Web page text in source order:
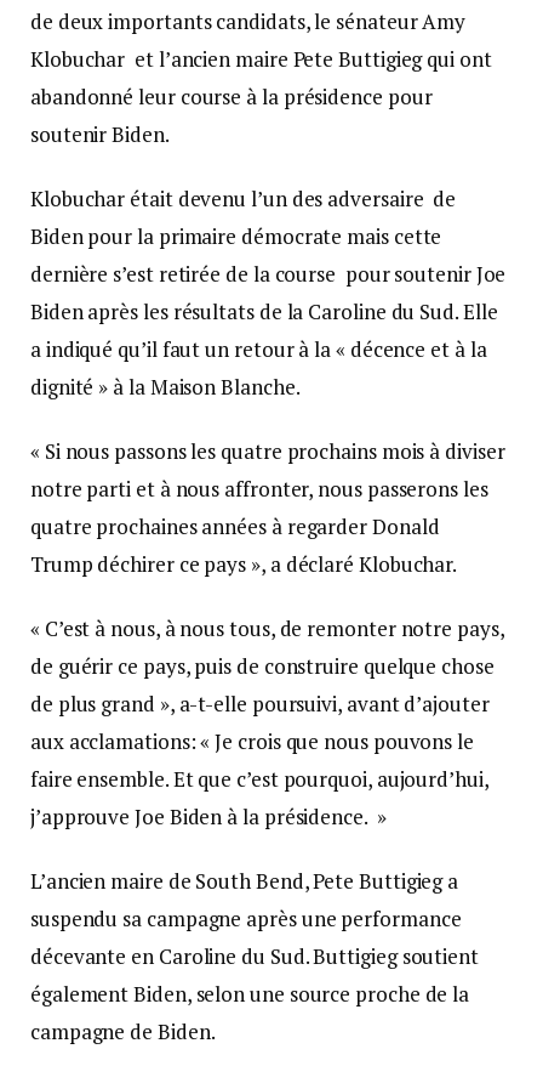
de deux importants candidats, le sénateur Amy
Klobuchar et l’ancien maire Pete Buttigieg qui ont
abandonné leur course à la présidence pour
soutenir Biden.
Klobuchar était devenu l’un des adversaire de
Biden pour la primaire démocrate mais cette
dernière s’est retirée de la course pour soutenir Joe
Biden après les résultats de la Caroline du Sud. Elle
a indiqué qu’il faut un retour à la « décence et à la
dignité » à la Maison Blanche.
« Si nous passons les quatre prochains mois à diviser
notre parti et à nous affronter, nous passerons les
quatre prochaines années à regarder Donald
Trump déchirer ce pays », a déclaré Klobuchar.
« C’est à nous, à nous tous, de remonter notre pays,
de guérir ce pays, puis de construire quelque chose
de plus grand », a-t-elle poursuivi, avant d’ajouter
aux acclamations: « Je crois que nous pouvons le
faire ensemble. Et que c’est pourquoi, aujourd’hui,
j’approuve Joe Biden à la présidence. »
L’ancien maire de South Bend, Pete Buttigieg a
suspendu sa campagne après une performance
décevante en Caroline du Sud. Buttigieg soutient
également Biden, selon une source proche de la
campagne de Biden.